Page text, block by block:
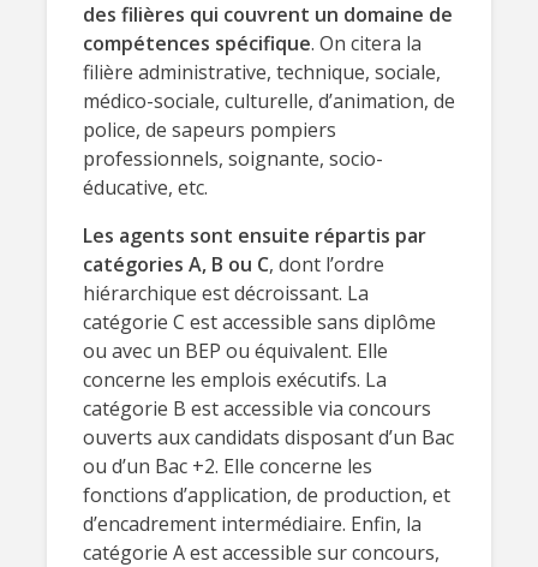
des filières qui couvrent un domaine de
compétences spécifique. On citera la
filière administrative, technique, sociale,
médico-sociale, culturelle, d’animation, de
police, de sapeurs pompiers
professionnels, soignante, socio-
éducative, etc.
Les agents sont ensuite répartis par
catégories A, B ou C, dont l’ordre
hiérarchique est décroissant. La
catégorie C est accessible sans diplôme
ou avec un BEP ou équivalent. Elle
concerne les emplois exécutifs. La
catégorie B est accessible via concours
ouverts aux candidats disposant d’un Bac
ou d’un Bac +2. Elle concerne les
fonctions d’application, de production, et
d’encadrement intermédiaire. Enfin, la
catégorie A est accessible sur concours,